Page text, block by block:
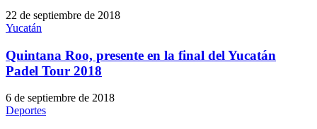
22 de septiembre de 2018
Yucatán
Quintana Roo, presente en la final del Yucatán
Padel Tour 2018
6 de septiembre de 2018
Deportes